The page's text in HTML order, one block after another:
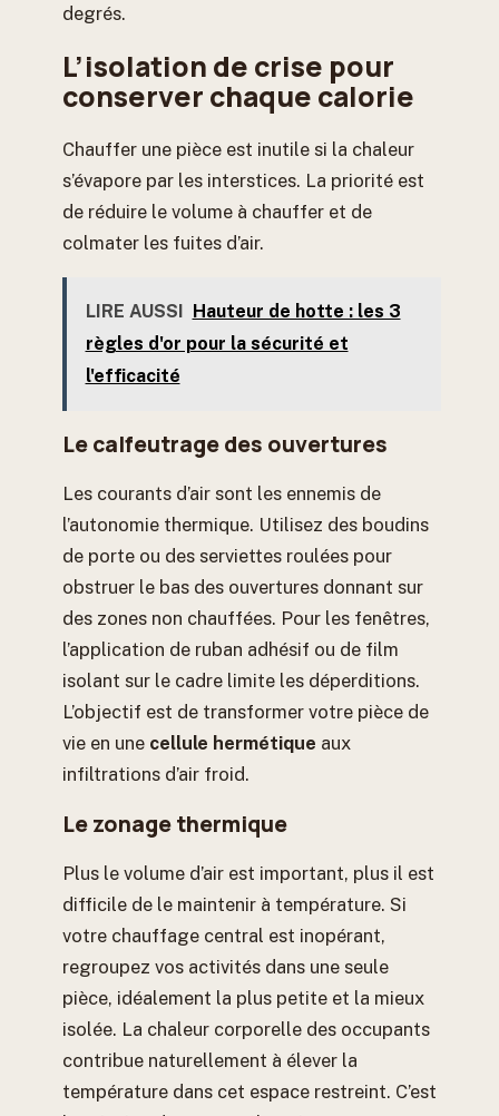
degrés.
L’isolation de crise pour
conserver chaque calorie
Chauffer une pièce est inutile si la chaleur
s’évapore par les interstices. La priorité est
de réduire le volume à chauffer et de
colmater les fuites d’air.
LIRE AUSSI
Hauteur de hotte : les 3
règles d'or pour la sécurité et
l'efficacité
Le calfeutrage des ouvertures
Les courants d’air sont les ennemis de
l’autonomie thermique. Utilisez des boudins
de porte ou des serviettes roulées pour
obstruer le bas des ouvertures donnant sur
des zones non chauffées. Pour les fenêtres,
l’application de ruban adhésif ou de film
isolant sur le cadre limite les déperditions.
L’objectif est de transformer votre pièce de
vie en une cellule hermétique aux
infiltrations d’air froid.
Le zonage thermique
Plus le volume d’air est important, plus il est
difficile de le maintenir à température. Si
votre chauffage central est inopérant,
regroupez vos activités dans une seule
pièce, idéalement la plus petite et la mieux
isolée. La chaleur corporelle des occupants
contribue naturellement à élever la
température dans cet espace restreint. C’est